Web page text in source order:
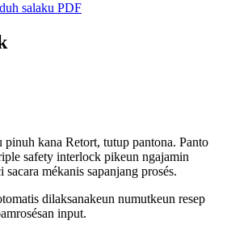
salaku PDF
kana Retort, tutup pantona. Panto
safety interlock pikeun ngajamin
mékanis sapanjang prosés.
dilaksanakeun numutkeun resep
input.